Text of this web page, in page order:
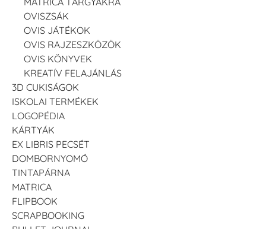
OVISZSÁK
OVIS JÁTÉKOK
OVIS RAJZESZKÖZÖK
OVIS KÖNYVEK
KREATÍV FELAJÁNLÁS
3D CUKISÁGOK
ISKOLAI TERMÉKEK
LOGOPÉDIA
KÁRTYÁK
EX LIBRIS PECSÉT
DOMBORNYOMÓ
TINTAPÁRNA
MATRICA
FLIPBOOK
SCRAPBOOKING